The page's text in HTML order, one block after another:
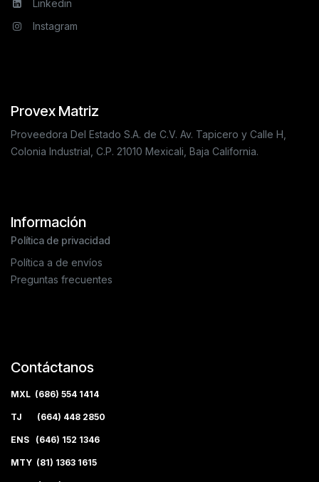
Linkedin
Instagram
Provex Matriz
Proveedora Del Estado S.A. de C.V. Av. Tapicero y Calle H,
Colonia Industrial, C.P. 21010 Mexicali, Baja California.
Información
Política de privacidad
Política a de envíos
Preguntas frecuentes
Contáctanos
MXL (686) 554 1414
TJ (664) 448 2850
ENS (646) 152 1346
MTY (81) 1363 1615